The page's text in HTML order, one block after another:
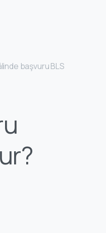
başvuru BLS